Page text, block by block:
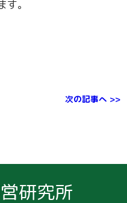
。
次の記事へ >>
研究所